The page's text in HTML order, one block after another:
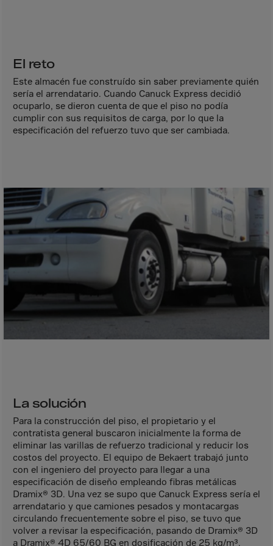
Azerbaijan
Bahamas
Bahrain
Bangladesh
Belize
Benin
Bermuda
Bhutan
Bosnia-Herz.
Brunei Dar-es-S
Buesingen
Bulgaria
Burkina-Faso
Burundi
Cambodia
Cameroon
El reto
Este almacén fue construído sin saber previamente quién
sería el arrendatario. Cuando Canuck Express decidió
ocuparlo, se dieron cuenta de que el piso no podía
cumplir con sus requisitos de carga, por lo que la
especificación del refuerzo tuvo que ser cambiada.
La solución
Para la construcción del piso, el propietario y el
contratista general buscaron inicialmente la forma de
eliminar las varillas de refuerzo tradicional y reducir los
costos del proyecto. El equipo de Bekaert trabajó junto
con el ingeniero del proyecto para llegar a una
especificación de diseño empleando fibras metálicas
Dramix® 3D. Una vez se supo que Canuck Express sería el
arrendatario y que camiones pesados y montacargas
circulando frecuentemente sobre el piso, se tuvo que
volver a revisar la especificación, pasando de Dramix® 3D
a Dramix® 4D 65/60 BG en dosificación de 25 kg/m³.